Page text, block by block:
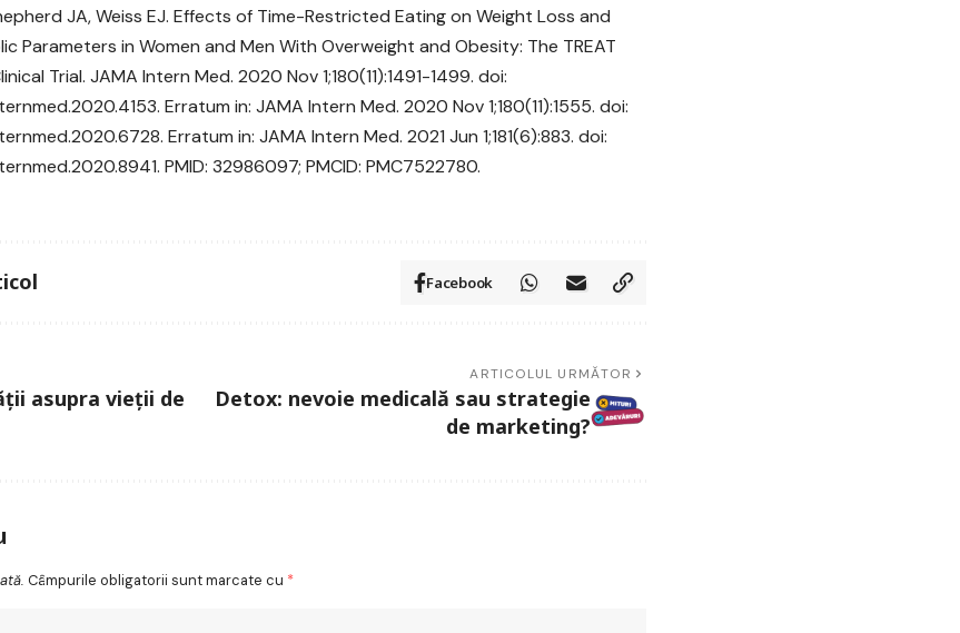
JA, Weiss EJ. Effects of Time-Restricted Eating on Weight Loss and
Parameters in Women and Men With Overweight and Obesity: The TREAT
Trial. JAMA Intern Med. 2020 Nov 1;180(11):1491-1499. doi:
Erratum in: JAMA Intern Med. 2020 Nov 1;180(11):1555. doi:
Erratum in: JAMA Intern Med. 2021 Jun 1;181(6):883. doi:
PMID: 32986097; PMCID: PMC7522780.
Facebook
asupra vieții de
ARTICOLUL URMĂTOR
Detox: nevoie medicală sau strategie
de marketing?
Câmpurile obligatorii sunt marcate cu *